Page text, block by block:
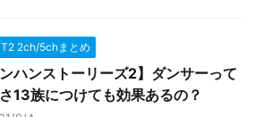
2ch/5chまとめ
ンハンストーリーズ2】ダンサーって
13族につけても効果あるの？